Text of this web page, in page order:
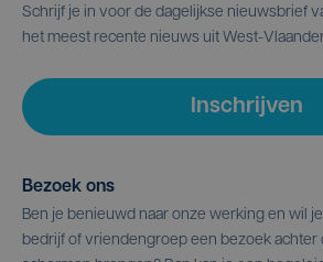
Schrijf je in voor de dagelijkse nieuwsbrief
het meest recente nieuws uit West-
Inschrijven
Bezoek ons
Ben je benieuwd naar onze werking en wil
bedrijf of vriendengroep een bezoek achter